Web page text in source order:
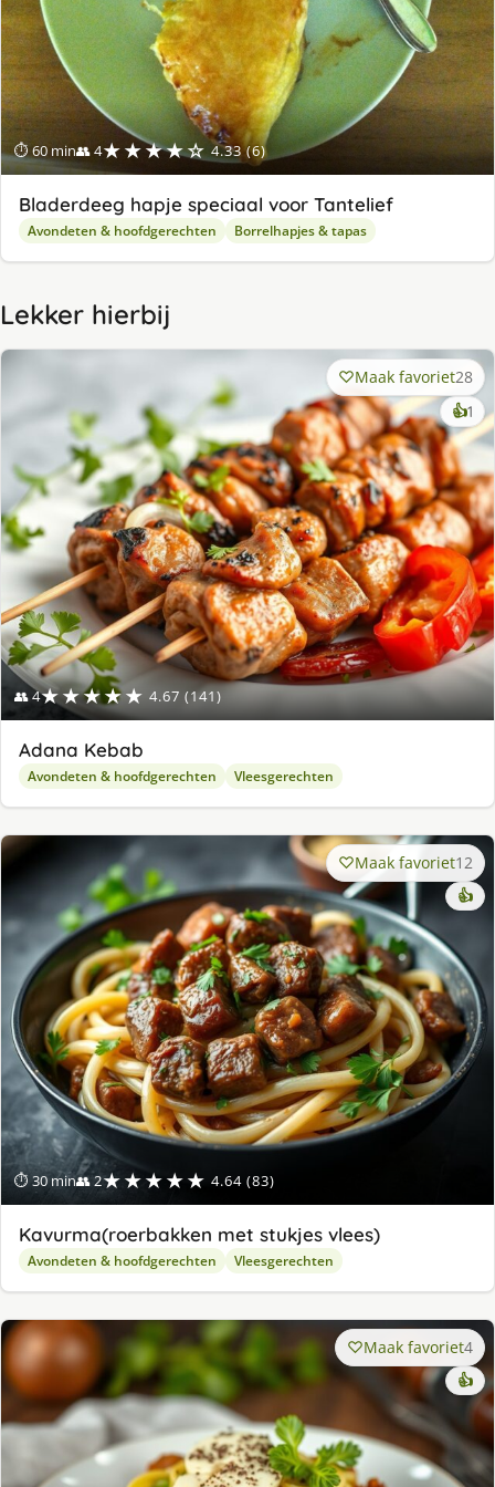
⏱ 60 min👥 4★★★★☆ 4.33 (6)
Bladerdeeg hapje speciaal voor Tantelief
Avondeten & hoofdgerechten Borrelhapjes & tapas
Lekker hierbij
👥 4★★★★★ 4.67 (141)
Maak favoriet28
👍1
Adana Kebab
Avondeten & hoofdgerechten Vleesgerechten
⏱ 30 min👥 2★★★★★ 4.64 (83)
Maak favoriet12
👍
Kavurma(roerbakken met stukjes vlees)
Avondeten & hoofdgerechten Vleesgerechten
Maak favoriet4
👍